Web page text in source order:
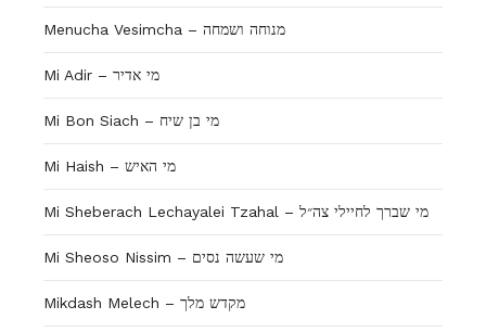
Menucha Vesimcha – מנוחה ושמחה
Mi Adir – מי אדיר
Mi Bon Siach – מי בן שיח
Mi Haish – מי האיש
Mi Sheberach Lechayalei Tzahal – מי שברך לחיילי צה״ל
Mi Sheoso Nissim – מי שעשה נסים
Mikdash Melech – מקדש מלך